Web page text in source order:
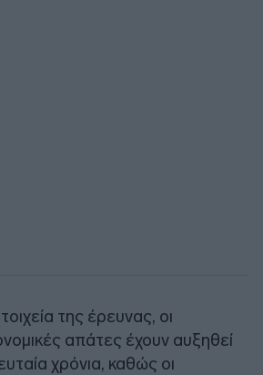
της έρευνας, οι
απάτες έχουν αυξηθεί
χρόνια, καθώς οι